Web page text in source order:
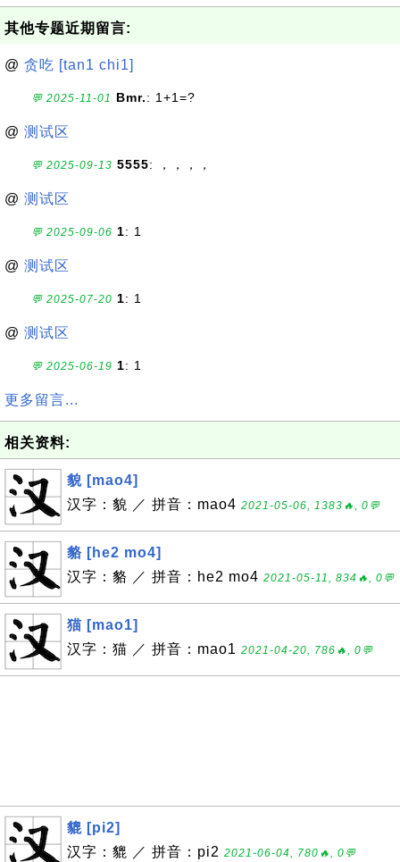
其他专题近期留言:
@ 贪吃 [tan1 chi1]
💬 2025-11-01 Bmr.: 1+1=?
@ 测试区
💬 2025-09-13 5555: ，，，，
@ 测试区
💬 2025-09-06 1: 1
@ 测试区
💬 2025-07-20 1: 1
@ 测试区
💬 2025-06-19 1: 1
更多留言...
相关资料:
貌 [mao4]
汉字：貌 ／ 拼音：mao4 2021-05-06, 1383🔥, 0💬
貉 [he2 mo4]
汉字：貉 ／ 拼音：he2 mo4 2021-05-11, 834🔥, 0💬
猫 [mao1]
汉字：猫 ／ 拼音：mao1 2021-04-20, 786🔥, 0💬
貔 [pi2]
汉字：貔 ／ 拼音：pi2 2021-06-04, 780🔥, 0💬